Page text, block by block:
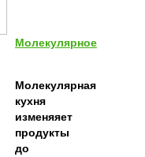
Молекулярное
Молекулярная
кухня
изменяяет
продукты
до